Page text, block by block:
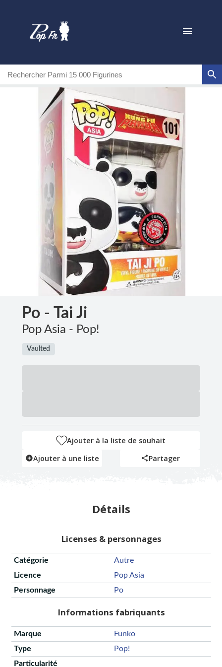
Po - Tai Ji
Pop Asia - Pop!
Vaulted
Ajouter à la liste de souhait
Ajouter à une liste
Partager
Détails
Licenses & personnages
Catégorie
Autre
Licence
Pop Asia
Personnage
Po
Informations fabriquants
Marque
Funko
Type
Pop!
Particularité